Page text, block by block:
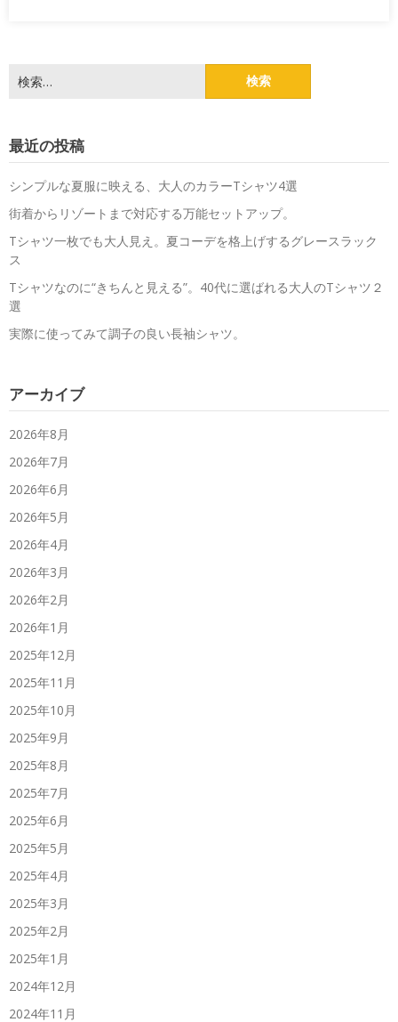
検
索:
最近の投稿
シンプルな夏服に映える、大人のカラーTシャツ4選
街着からリゾートまで対応する万能セットアップ。
Tシャツ一枚でも大人見え。夏コーデを格上げするグレースラック
ス
Tシャツなのに“きちんと見える”。40代に選ばれる大人のTシャツ２
選
実際に使ってみて調子の良い長袖シャツ。
アーカイブ
2026年8月
2026年7月
2026年6月
2026年5月
2026年4月
2026年3月
2026年2月
2026年1月
2025年12月
2025年11月
2025年10月
2025年9月
2025年8月
2025年7月
2025年6月
2025年5月
2025年4月
2025年3月
2025年2月
2025年1月
2024年12月
2024年11月